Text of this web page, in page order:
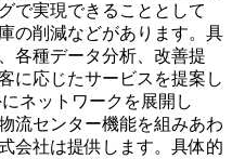
で実現できることとして
の削減などがあります。具
各種データ分析、改善提
に応じたサービスを提案し
ネットワークを展開し
流センター機能を組みあわ
会社は提供します。具体的